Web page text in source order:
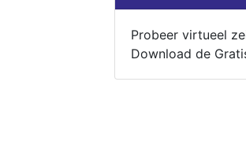
Probeer virtueel
Download de